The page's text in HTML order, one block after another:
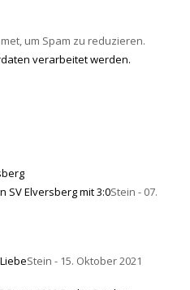
um Spam zu reduzieren.
verarbeitet werden.
SV Elversberg mit 3:0Stein - 07.
Stein - 15. Oktober 2021